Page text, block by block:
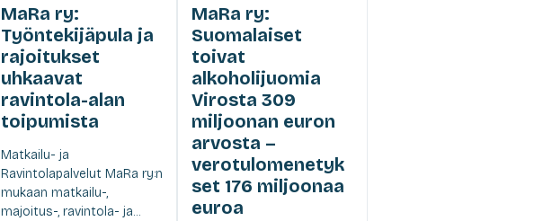
MaRa ry:
Työntekijäpula ja
rajoitukset
uhkaavat
ravintola-alan
toipumista
Matkailu- ja
Ravintolapalvelut MaRa ry:n
mukaan matkailu-,
majoitus-, ravintola- ja...
MaRa ry:
Suomalaiset
toivat
alkoholijuomia
Virosta 309
miljoonan euron
arvosta –
verotulomenetyk
set 176 miljoonaa
euroa